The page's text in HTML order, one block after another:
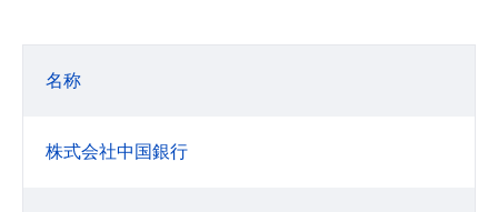
名称
株式会社中国銀行